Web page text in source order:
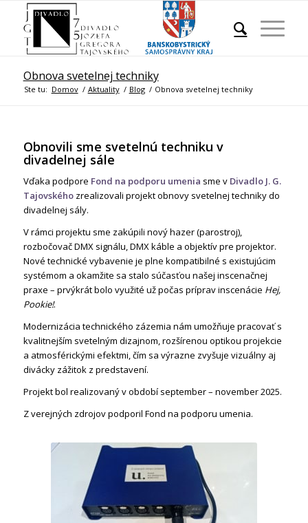
Obnova svetelnej techniky
Ste tu: Domov / Aktuality / Blog / Obnova svetelnej techniky
Obnovili sme svetelnú techniku v
divadelnej sále
Vďaka podpore Fond na podporu umenia sme v Divadlo J. G.
Tajovskéhozrealizovali projekt obnovy svetelnej techniky do
divadelnej sály.
V rámci projektu sme zakúpili nový hazer (parostroj),
rozbočovač DMX signálu, DMX káble a objektív pre projektor.
Nové technické vybavenie je plne kompatibilné s existujúcim
systémom a okamžite sa stalo súčasťou našej inscenačnej
praxe – prvýkrát bolo využité už počas príprav inscenácie Hej,
Pookie!.
Modernizácia technického zázemia nám umožňuje pracovať s
kvalitnejším svetelným dizajnom, rozšírenou optikou projekcie
a atmosférickými efektmi, čím sa výrazne zvyšuje vizuálny aj
divácky zážitok z predstavení.
Projekt bol realizovaný v období september – november 2025.
Z verejných zdrojov podporil Fond na podporu umenia.